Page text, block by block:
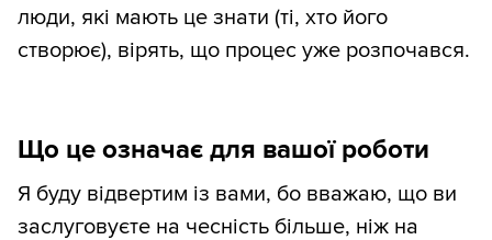
люди, які мають це знати (ті, хто його
створює), вірять, що процес уже розпочався.
Що це означає для вашої роботи
Я буду відвертим із вами, бо вважаю, що ви
заслуговуєте на чесність більше, ніж на